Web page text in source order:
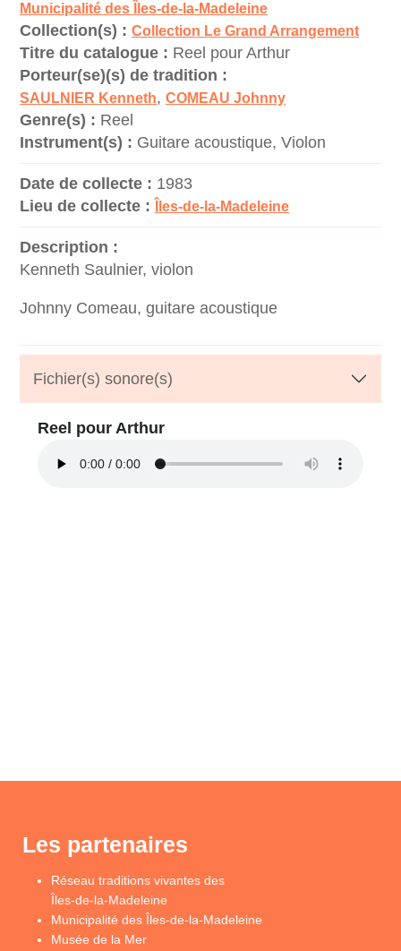
Municipalité des Îles-de-la-Madeleine
Collection(s) : Collection Le Grand Arrangement
Titre du catalogue : Reel pour Arthur
Porteur(se)(s) de tradition :
SAULNIER Kenneth, COMEAU Johnny
Genre(s) : Reel
Instrument(s) : Guitare acoustique, Violon
Date de collecte : 1983
Lieu de collecte :
Îles-de-la-Madeleine
Description :
Kenneth Saulnier, violon
Johnny Comeau, guitare acoustique
Fichier(s) sonore(s)
Reel pour Arthur
Les partenaires
Réseau traditions vivantes des
Îles-de-la-Madeleine
Municipalité des Îles-de-la-Madeleine
Musée de la Mer